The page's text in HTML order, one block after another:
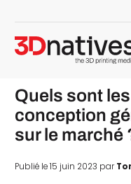
Quels sont
conception
sur le marché
Publié le 15 juin 2023 par